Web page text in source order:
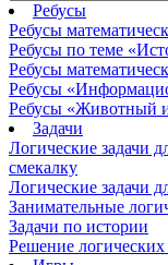
Ребусы
Ребусы
Ребусы по теме
Ребусы
Ребусы
Ребусы «Животный
Задачи
Логические задачи
смекалку
Логические задачи
Занимательные
Задачи по истории
Решение логических